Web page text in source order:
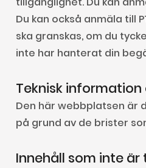
Du kan också anmäla till
ska granskas, om du
inte har hanterat din
Teknisk
Den här webbplatsen är
på grund av de brister
Innehåll som inte